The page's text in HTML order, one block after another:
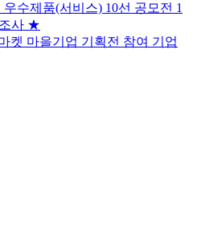
수제품(서비스) 10선 공모전 1
사 ★
켓 마을기업 기획전 참여 기업